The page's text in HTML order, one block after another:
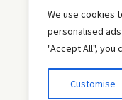
We use cookies
personalised
"Accept All", you
Customise